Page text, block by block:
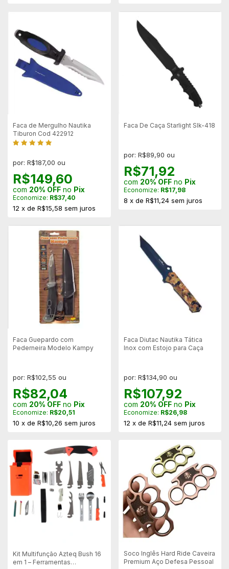
Faca de Mergulho Nautika
Tiburon Cod 422912
por: R$187,00 ou
R$149,60
com 20% OFF no Pix
Economize: R$37,40
12 x de R$15,58 sem juros
Faca De Caça Starlight Slk-418
por: R$89,90 ou
R$71,92
com 20% OFFno Pix
Economize: R$17,98
8 x de R$11,24 sem juros
Faca Guepardo com
Pederneira Modelo Kampy
por: R$102,55 ou
R$82,04
com 20% OFF no Pix
Economize: R$20,51
10 x de R$10,26 sem juros
Faca Diutac Nautika Tática
Inox com Estojo para Caça
por: R$134,90 ou
R$107,92
com 20% OFFno Pix
Economize: R$26,98
12 x de R$11,24 sem juros
Kit Multifunção Azteq Bush 16
em 1 – Ferramentas
Soco Inglês Hard Ride Caveira
Premium Aço Defesa Pessoal